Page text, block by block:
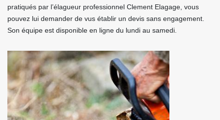
pratiqués par l’élagueur professionnel Clement Elagage, vous
pouvez lui demander de vus établir un devis sans engagement.
Son équipe est disponible en ligne du lundi au samedi.